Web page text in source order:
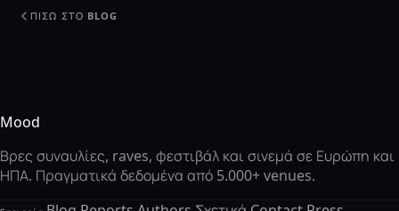
ΠΊΣΩ ΣΤΟ BLOG
Mood
Βρες συναυλίες, raves, φεστιβάλ και σινεμά σε Ευρώπη και
ΗΠΑ. Πραγματικά δεδομένα από 5.000+ venues.